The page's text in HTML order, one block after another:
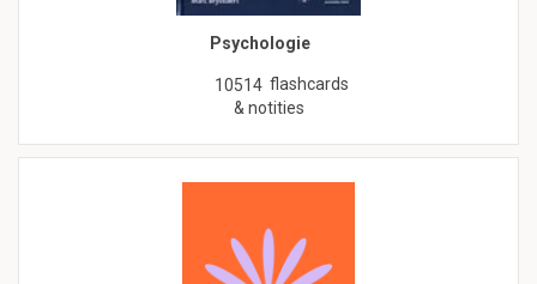
Psychologie
10514 flashcards
& notities